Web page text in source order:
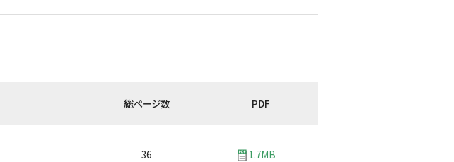
総ページ数 PDF
36 1.7MB